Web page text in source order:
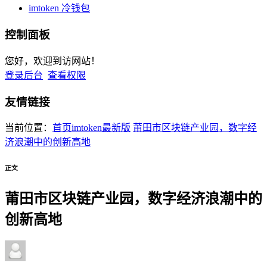
imtoken 冷钱包
控制面板
您好，欢迎到访网站！
登录后台 查看权限
友情链接
当前位置： 首页imtoken最新版 莆田市区块链产业园，数字经
济浪潮中的创新高地
正文
莆田市区块链产业园，数字经济浪潮中的
创新高地